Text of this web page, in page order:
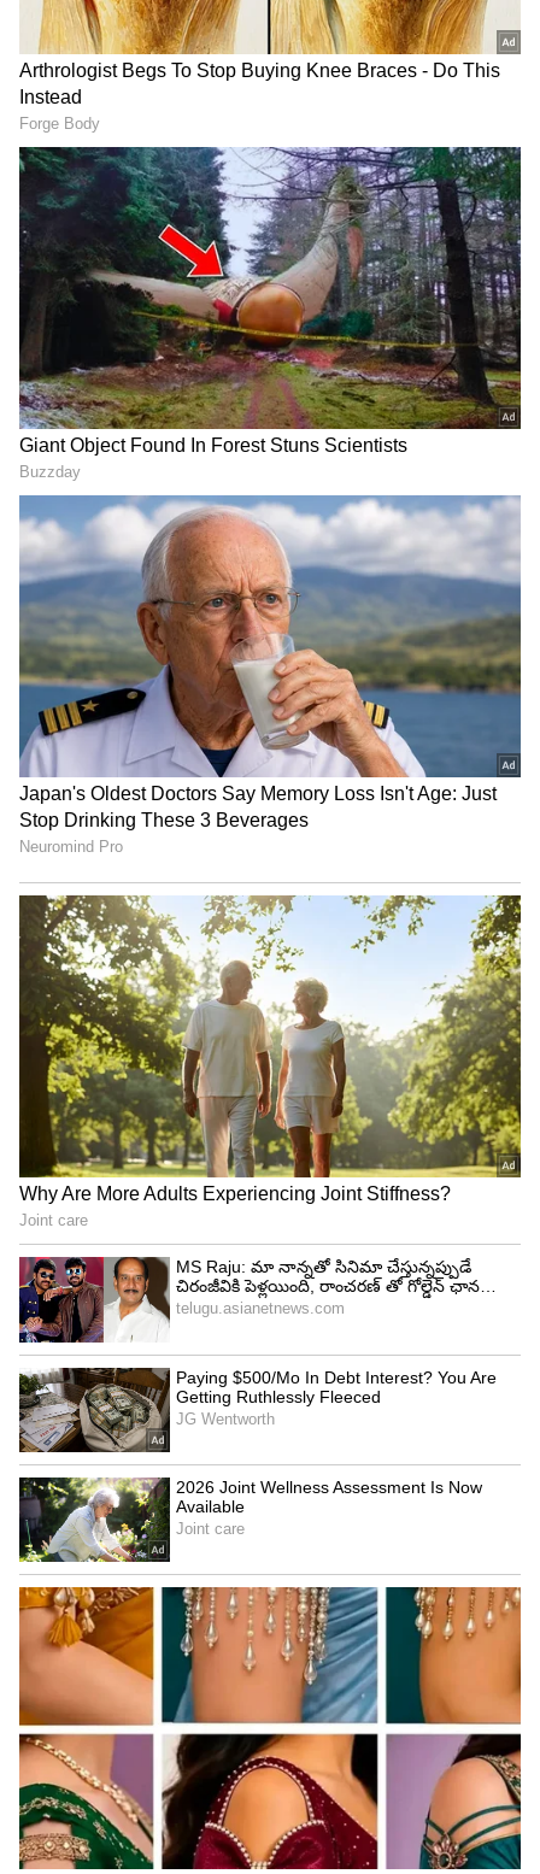
RECOMMENDED STORIES
Kalki bhagwan: ఈ ఫొటోలో
ఉంది ఎవ‌రో గుర్తు ప‌ట్టారా.?
ఇంత‌కీ వీళ్లు ఏమై పోయారు.?
PM Modi: కేవ‌లం ప్ర‌శ్నించ‌డ‌మే
కాదు.. దేశ యువ‌త‌కు ప్ర‌ధాని
మోదీ సూచన
గుజరాత్‌లో వింత ఘటన అలల్లా
ఎగసి పడుతున్న బావి నీళ్లు |
Virparada village | Gujarat
mysterious well
డాలర్లు వస్తాయి కానీ...
అమెరికాలో అందరి బతుకూ ఇదే!
| US vs India Minimum
Wage | Asianet News Telugu
LATEST VIDEOS
చీరను నేసిన సీఎం చంద్రబాబు | CM
Chandrababu Chirala tour | Asianet
Telugu
బంగాళాఖాతంలో అల్పపీడనం...ఇక ఏపీలో
దంచుడే | Asianet News Telugu